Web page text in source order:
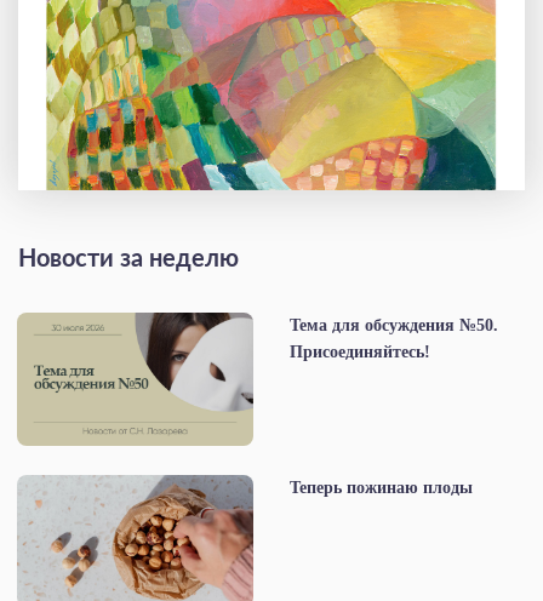
Новости за неделю
Тема для обсуждения №50.
Присоединяйтесь!
Теперь пожинаю плоды